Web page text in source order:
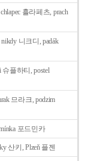
흘라페츠, prach
니크디, padák
슈플하티, postel
므라크, podzim
포드민카
산키, Plzeň 플젠